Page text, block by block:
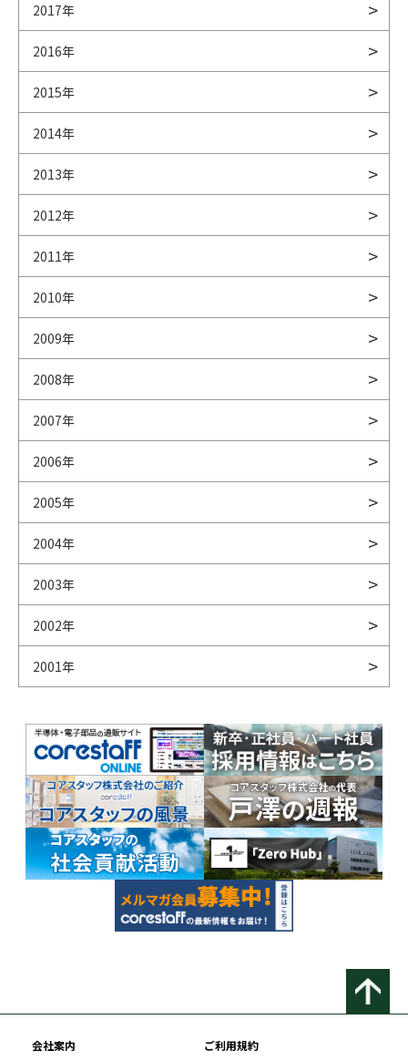
2017年
2016年
2015年
2014年
2013年
2012年
2011年
2010年
2009年
2008年
2007年
2006年
2005年
2004年
2003年
2002年
2001年
会社案内
ご利用規約